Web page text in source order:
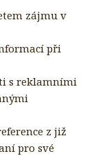
zájmu v
při
s reklamními
z již
pro své